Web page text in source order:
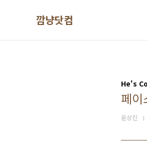
깜냥닷컴
He's
페
윤상진